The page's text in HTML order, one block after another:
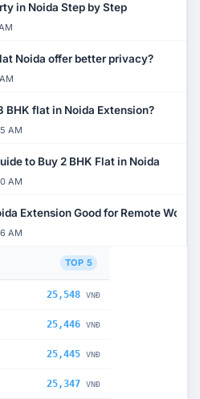
in Noida Step by Step
Noida offer better privacy?
BHK flat in Noida Extension?
AM
to Buy 2 BHK Flat in Noida
AM
Extension Good for Remote Work?
AM
TOP 5
25,548 VNĐ
25,446 VNĐ
25,445 VNĐ
25,347 VNĐ